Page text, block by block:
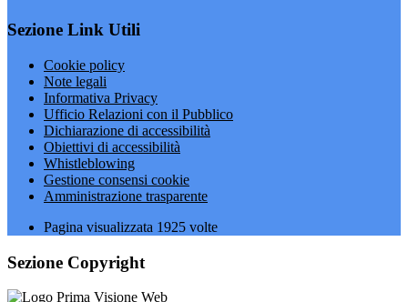
Sezione Link Utili
Cookie policy
Note legali
Informativa Privacy
Ufficio Relazioni con il Pubblico
Dichiarazione di accessibilità
Obiettivi di accessibilità
Whistleblowing
Gestione consensi cookie
Amministrazione trasparente
Pagina visualizzata 1925 volte
Sezione Copyright